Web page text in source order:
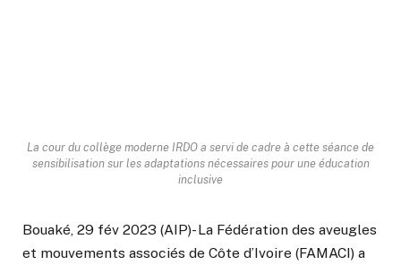
La cour du collège moderne IRDO a servi de cadre à cette séance de
sensibilisation sur les adaptations nécessaires pour une éducation
inclusive
Bouaké, 29 fév 2023 (AIP)- La Fédération des aveugles
et mouvements associés de Côte d’Ivoire (FAMACI) a